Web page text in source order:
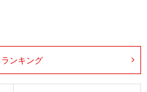
ランキング